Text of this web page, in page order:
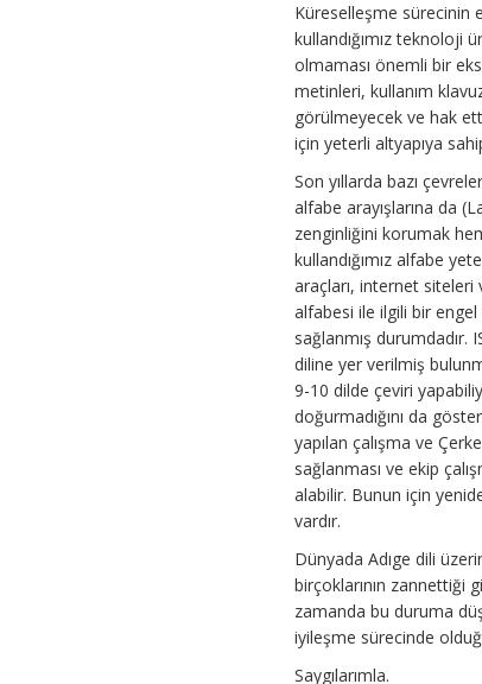
Küreselleşme sürecinin
kullandığımız teknoloji
olmaması önemli bir
metinleri, kullanım
görülmeyecek ve hak
için yeterli altyapıya
Son yıllarda bazı
alfabe arayışlarına da
zenginliğini korumak
kullandığımız alfabe
araçları, internet siteleri
alfabesi ile ilgili bir engel
sağlanmış durumdadır.
diline yer verilmiş
9-10 dilde çeviri
doğurmadığını da
yapılan çalışma ve
sağlanması ve ekip
alabilir. Bunun için
vardır.
Dünyada Adıge dili
birçoklarının zannettiği
zamanda bu duruma
iyileşme sürecinde
Saygılarımla.